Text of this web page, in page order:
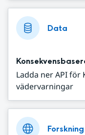
Data
Ladda ner API för
vädervarningar